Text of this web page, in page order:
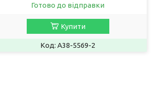
Готово до відправки
Купити
A38-5569-2